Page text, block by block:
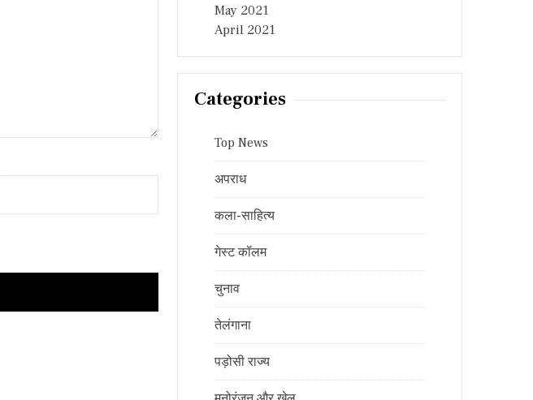
May 2021
April 2021
Categories
Top News
अपराध
कला-साहित्य
गेस्ट कॉलम
चुनाव
तेलंगाना
पड़ोसी राज्य